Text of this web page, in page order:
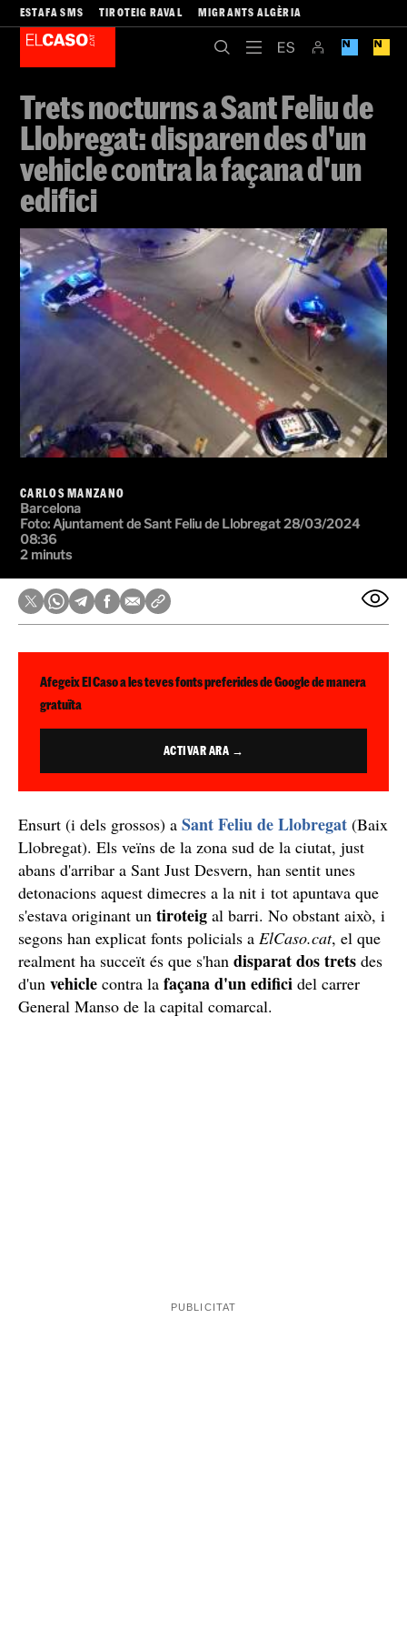
ESTAFA SMS TIROTEIG RAVAL MIGRANTS ALGÈRIA
Trets nocturns a Sant Feliu de
Llobregat: disparen des d'un
vehicle contra la façana d'un
edifici
CARLOS MANZANO
Barcelona
Foto: Ajuntament de Sant Feliu de Llobregat28/03/2024
08:36
2 minuts
Afegeix El Caso a les teves fonts preferides de Google de manera
gratuïta
ACTIVAR ARA →
Ensurt (i dels grossos) a Sant Feliu de Llobregat (Baix
Llobregat). Els veïns de la zona sud de la ciutat, just
abans d'arribar a Sant Just Desvern, han sentit unes
detonacions aquest dimecres a la nit i tot apuntava que
s'estava originant un tiroteig al barri. No obstant això, i
segons han explicat fonts policials a ElCaso.cat, el que
realment ha succeït és que s'han disparat dos trets des
d'un vehicle contra la façana d'un edifici del carrer
General Manso de la capital comarcal.